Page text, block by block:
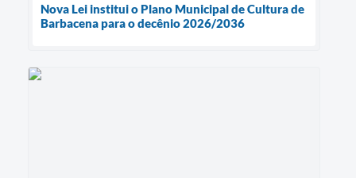
Nova Lei institui o Plano Municipal de Cultura de
Barbacena para o decênio 2026/2036